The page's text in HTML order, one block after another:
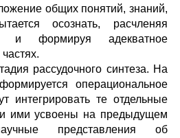
общих понятий, знаний,
осознать, расчленяя
и формируя адекватное
рассудочного синтеза. На
операциональное
интегрировать те отдельные
ими усвоены на предыдущем
представления об